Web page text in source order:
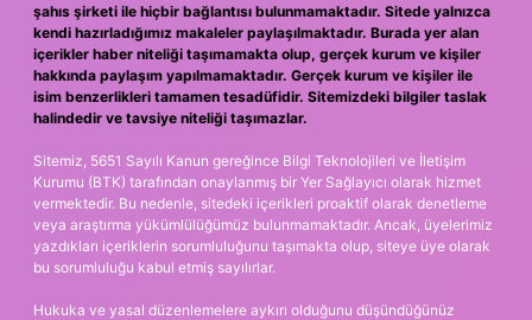
şahıs şirketi ile hiçbir bağlantısı bulunmamaktadır. Sitede yalnızca
kendi hazırladığımız makaleler paylaşılmaktadır. Burada yer alan
içerikler haber niteliği taşımamakta olup, gerçek kurum ve kişiler
hakkında paylaşım yapılmamaktadır. Gerçek kurum ve kişiler ile
isim benzerlikleri tamamen tesadüfidir. Sitemizdeki bilgiler taslak
halindedir ve tavsiye niteliği taşımazlar.
Sitemiz, 5651 Sayılı Kanun gereğince Bilgi Teknolojileri ve İletişim
Kurumu (BTK) tarafından onaylanmış bir Yer Sağlayıcı olarak hizmet
vermektedir. Bu nedenle, sitedeki içerikleri proaktif olarak denetleme
veya araştırma yükümlülüğümüz bulunmamaktadır. Ancak, üyelerimiz
yazdıkları içeriklerin sorumluluğunu taşımakta olup, siteye üye olarak
bu sorumluluğu kabul etmiş sayılırlar.
Hukuka ve yasal düzenlemelere aykırı olduğunu düşündüğünüz